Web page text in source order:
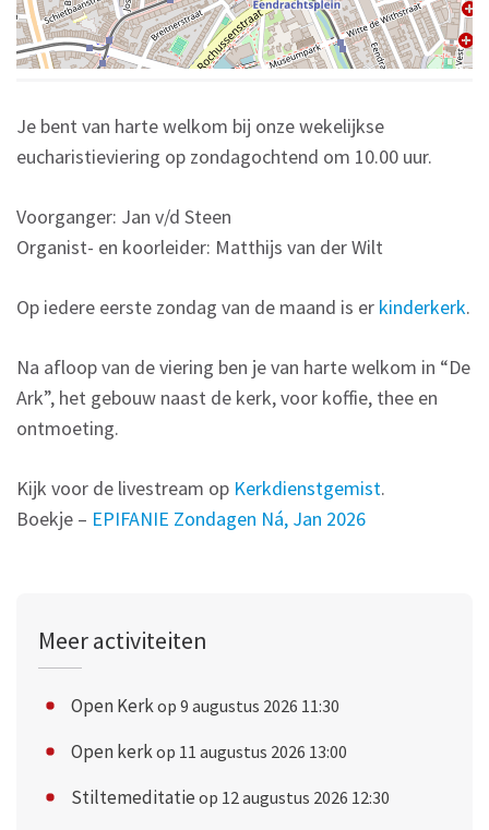
Je bent van harte welkom bij onze wekelijkse
eucharistieviering op zondagochtend om 10.00 uur.
Voorganger: Jan v/d Steen
Organist- en koorleider: Matthijs van der Wilt
Op iedere eerste zondag van de maand is er kinderkerk.
Na afloop van de viering ben je van harte welkom in “De
Ark”, het gebouw naast de kerk, voor koffie, thee en
ontmoeting.
Kijk voor de livestream op Kerkdienstgemist.
Boekje – EPIFANIE Zondagen Ná, Jan 2026
Meer activiteiten
Open Kerkop 9 augustus 2026 11:30
Open kerkop 11 augustus 2026 13:00
Stiltemeditatie op 12 augustus 2026 12:30